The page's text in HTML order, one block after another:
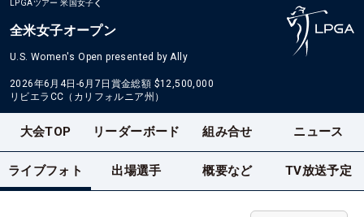
LPGAツアー 米国女子
全米女子オープン
U.S. Women's Open presented by Ally
2026年6月4日-6月7日 賞金総額 $12,500,000
リビエラCC（カリフォルニア州）
大会TOP リーダーボード 組み合せ ニュース
ライブフォト 出場選手 概要など TV放送予定